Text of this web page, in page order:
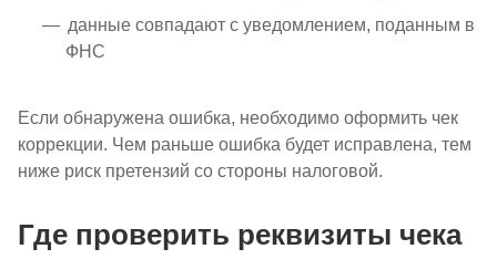
данные совпадают с уведомлением, поданным в
ФНС
Если обнаружена ошибка, необходимо оформить чек
коррекции. Чем раньше ошибка будет исправлена, тем
ниже риск претензий со стороны налоговой.
Где проверить реквизиты чека